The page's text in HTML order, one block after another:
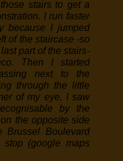
stairs to get a
I run faster
because I jumped
of the staircase -so
part of the stairs-
Then I started
next to the
through the little
of my eye, I saw
by the
the opposite side
Boulevard
(google maps